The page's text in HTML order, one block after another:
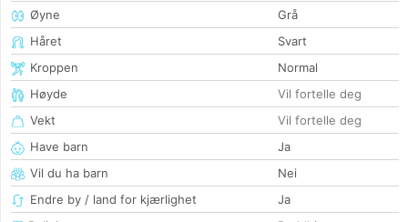
Øyne
Grå
Håret
Svart
Kroppen
Normal
Høyde
Vil fortelle deg
Vekt
Vil fortelle deg
Have barn
Ja
Vil du ha barn
Nei
Endre by / land for kjærlighet
Ja